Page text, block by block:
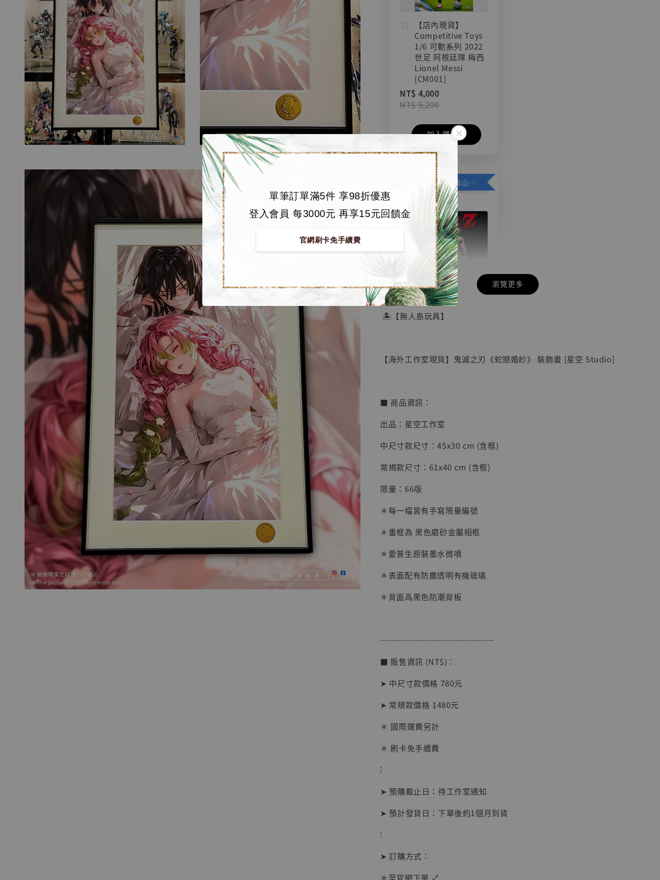
單筆訂單滿5件 享98折優惠
登入會員 每3000元 再享15元回饋金
官網刷卡免手續費
【店內現貨】
Competitive Toys
1/6 可動系列 2022
世足 阿根廷隊 梅西
Lionel Messi
[CM001]
NT$ 4,000
NT$ 5,200
加入購物車
加購優惠【悟空 鳥山明紀念款 [奇蹟工作室]】
【店內現貨】七龍珠
系列蒐藏雕像 悟空
NT$ 4,280
- +
加入購物車
【店內現貨】海賊王
系列蒐藏雕像 布魯
克達摩 [7STARS
NT$ 1,870
【現貨】
BJSTUDIO 1/6系列
可動蒐藏人偶 讓子
瀏覽更多
🏝【無人島玩具】
【海外工作室現貨】鬼滅之刃《蛇戀婚紗》 裝飾畫 [星空 Studio]
■ 商品資訊：
出品：星空工作室
中尺寸款尺寸：45x30 cm (含框)
常規款尺寸：61x40 cm (含框)
限量：66版
＊每一幅皆有手寫限量編號
＊畫框為 黑色磨砂金屬相框
＊愛普生原裝墨水微噴
＊表面配有防塵透明有機玻璃
＊背面爲黑色防潮背板
──────────────
■ 販售資訊 (NT$)：
➤ 中尺寸款價格 780元
➤ 常規款價格 1480元
＊ 國際運費另計
＊ 刷卡免手續費
⁝
➤ 預購截止日：待工作室通知
➤ 預計發貨日：下單後約1個月到貨
⁝
➤ 訂購方式：
＊至官網下單 🔗